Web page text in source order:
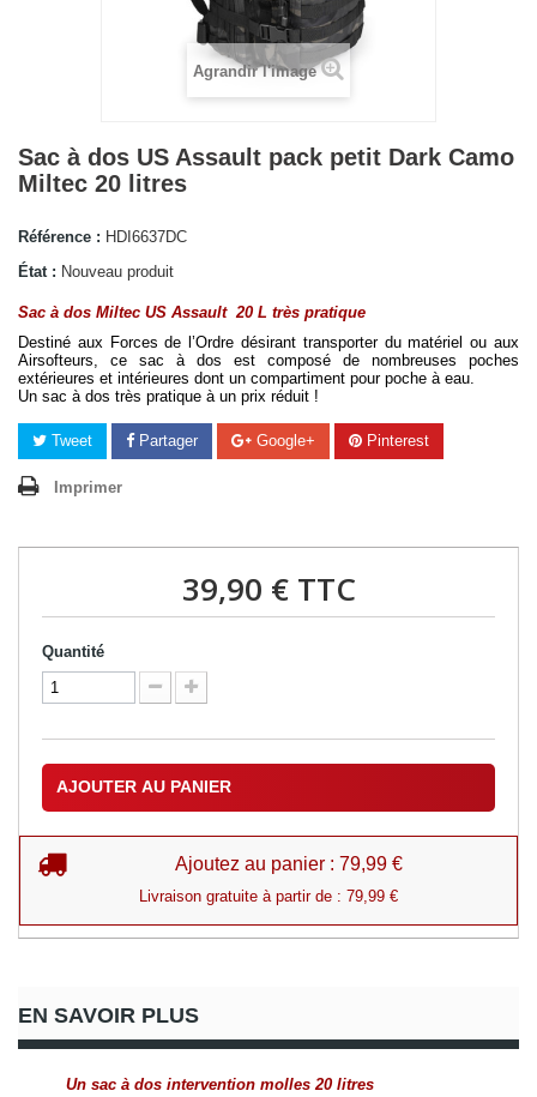
Agrandir l'image
Sac à dos US Assault pack petit Dark Camo
Miltec 20 litres
Référence : HDI6637DC
État : Nouveau produit
Sac à dos Miltec US Assault  20 L très pratique
Destiné aux Forces de l’Ordre désirant transporter du matériel ou aux
Airsofteurs, ce sac à dos est composé de nombreuses poches
extérieures et intérieures dont un compartiment pour poche à eau.
Un sac à dos très pratique à un prix réduit !
Tweet Partager Google+ Pinterest
Imprimer
39,90 €TTC
Quantité
AJOUTER AU PANIER
Ajoutez au panier : 79,99 €
Livraison gratuite à partir de : 79,99 €
EN SAVOIR PLUS
Un sac à dos intervention molles 20 litres